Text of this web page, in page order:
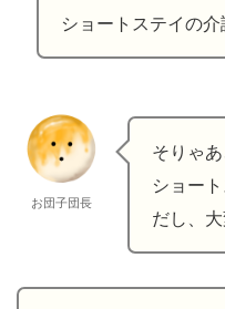
ショートステイの
お団子団長
そりゃ
ショー
だし、